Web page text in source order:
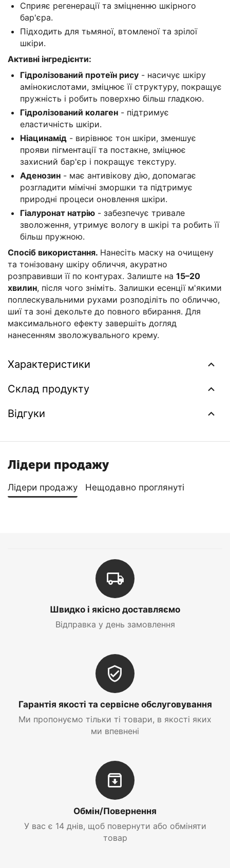
Сприяє регенерації та зміцненню шкірного
бар'єра.
Підходить для тьмяної, втомленої та зрілої
шкіри.
Активні інгредієнти:
Гідролізований протеїн рису - насичує шкіру
амінокислотами, зміцнює її структуру, покращує
пружність і робить поверхню більш гладкою.
Гідролізований колаген - підтримує
еластичність шкіри.
Ніацинамід - вирівнює тон шкіри, зменшує
прояви пігментації та постакне, зміцнює
захисний бар'єр і покращує текстуру.
Аденозин - має антивікову дію, допомагає
розгладити мімічні зморшки та підтримує
природні процеси оновлення шкіри.
Гіалуронат натрію - забезпечує тривале
зволоження, утримує вологу в шкірі та робить її
більш пружною.
Спосіб використання. Нанесіть маску на очищену
та тонізовану шкіру обличчя, акуратно
розправивши її по контурах. Залиште на 15–20
хвилин, після чого зніміть. Залишки есенції м'якими
поплескувальними рухами розподіліть по обличчю,
шиї та зоні декольте до повного вбирання. Для
максимального ефекту завершіть догляд
нанесенням зволожувального крему.
Характеристики
Склад продукту
Відгуки
Лідери продажу
Лідери продажу Нещодавно проглянуті
Швидко і якісно доставляємо
Відправка у день замовлення
Гарантія якості та сервісне обслуговування
Ми пропонуємо тільки ті товари, в якості яких
ми впевнені
Обмін/Повернення
У вас є 14 днів, щоб повернути або обміняти
товар